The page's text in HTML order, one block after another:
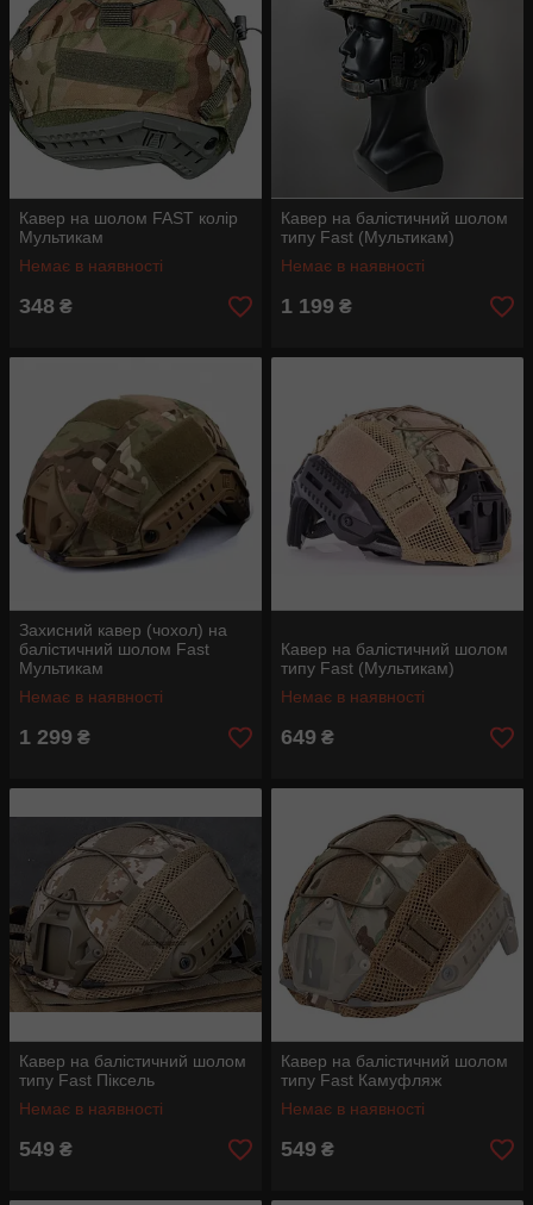
Кавер на шолом FAST колір
Мультикам
Немає в наявності
348 ₴
Кавер на балістичний шолом
типу Fast (Мультикам)
Немає в наявності
1 199 ₴
Захисний кавер (чохол) на
балістичний шолом Fast
Мультикам
Немає в наявності
1 299 ₴
Кавер на балістичний шолом
типу Fast (Мультикам)
Немає в наявності
649 ₴
Кавер на балістичний шолом
типу Fast Піксель
Немає в наявності
549 ₴
Кавер на балістичний шолом
типу Fast Камуфляж
Немає в наявності
549 ₴